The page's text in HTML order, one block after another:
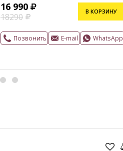
16 990
18290
В КОРЗИНУ
Позвонить E-mail WhatsApp